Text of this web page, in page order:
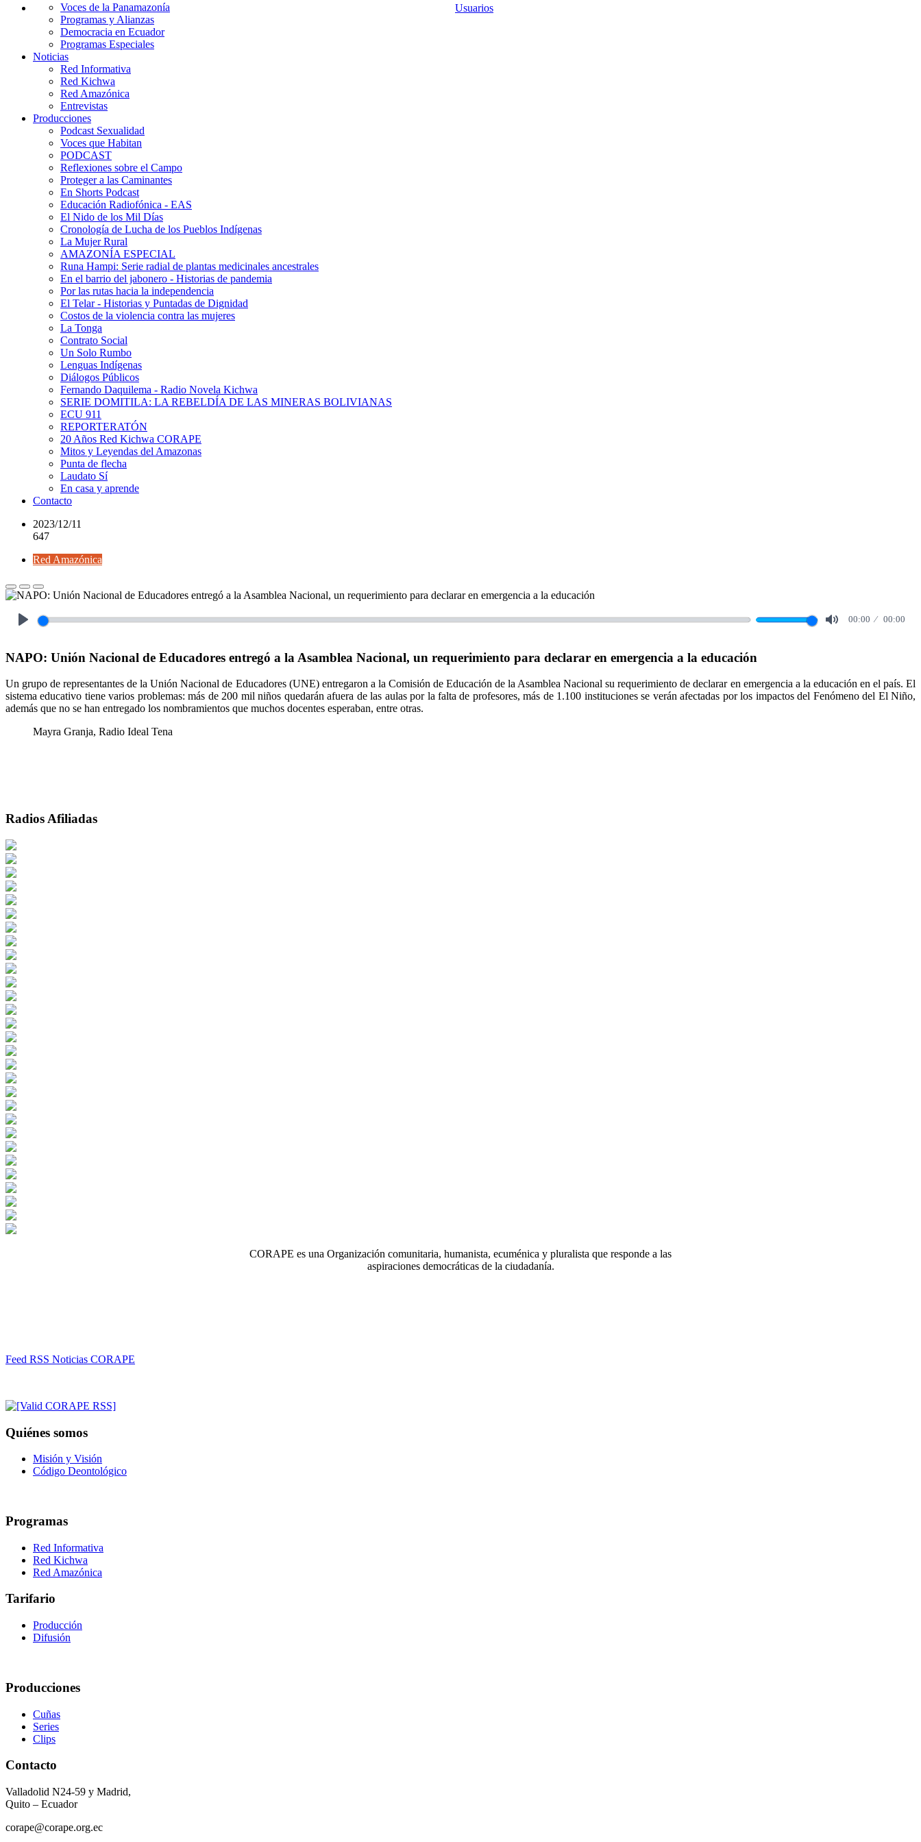
Usuarios
Voces de la Panamazonía
Programas y Alianzas
Democracia en Ecuador
Programas Especiales
Noticias
Red Informativa
Red Kichwa
Red Amazónica
Entrevistas
Producciones
Podcast Sexualidad
Voces que Habitan
PODCAST
Reflexiones sobre el Campo
Proteger a las Caminantes
En Shorts Podcast
Educación Radiofónica - EAS
El Nido de los Mil Días
Cronología de Lucha de los Pueblos Indígenas
La Mujer Rural
AMAZONÍA ESPECIAL
Runa Hampi: Serie radial de plantas medicinales ancestrales
En el barrio del jabonero - Historias de pandemia
Por las rutas hacia la independencia
El Telar - Historias y Puntadas de Dignidad
Costos de la violencia contra las mujeres
La Tonga
Contrato Social
Un Solo Rumbo
Lenguas Indígenas
Diálogos Públicos
Fernando Daquilema - Radio Novela Kichwa
SERIE DOMITILA: LA REBELDÍA DE LAS MINERAS BOLIVIANAS
ECU 911
REPORTERATÓN
20 Años Red Kichwa CORAPE
Mitos y Leyendas del Amazonas
Punta de flecha
Laudato Sí
En casa y aprende
Contacto
2023/12/11
647
Red Amazónica
00:00 00:00
NAPO: Unión Nacional de Educadores entregó a la Asamblea Nacional, un requerimiento para declarar en emergencia a la educación
Un grupo de representantes de la Unión Nacional de Educadores (UNE) entregaron a la Comisión de Educación de la Asamblea Nacional su requerimiento de declarar en emergencia a la educación en el país. El
sistema educativo tiene varios problemas: más de 200 mil niños quedarán afuera de las aulas por la falta de profesores, más de 1.100 instituciones se verán afectadas por los impactos del Fenómeno del El Niño,
además que no se han entregado los nombramientos que muchos docentes esperaban, entre otras.
Mayra Granja, Radio Ideal Tena
Radios Afiliadas
CORAPE es una Organización comunitaria, humanista, ecuménica y pluralista que responde a las
aspiraciones democráticas de la ciudadanía.
Feed RSS Noticias CORAPE
Quiénes somos
Misión y Visión
Código Deontológico
Programas
Red Informativa
Red Kichwa
Red Amazónica
Tarifario
Producción
Difusión
Producciones
Cuñas
Series
Clips
Contacto
Valladolid N24-59 y Madrid,
Quito – Ecuador
corape@corape.org.ec